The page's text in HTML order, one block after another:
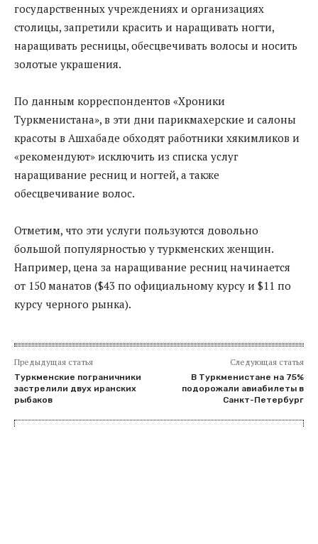
государственных учреждениях и организациях
столицы, запретили красить и наращивать ногти,
наращивать ресницы, обесцвечивать волосы и носить
золотые украшения.
По данным корреспондентов «Хроники
Туркменистана», в эти дни парикмахерские и салоны
красоты в Ашхабаде обходят работники хякимликов и
«рекомендуют» исключить из списка услуг
наращивание ресниц и ногтей, а также
обесцвечивание волос.
Отметим, что эти услуги пользуются довольно
большой популярностью у туркменских женщин.
Например, цена за наращивание ресниц начинается
от 150 манатов ($43 по официальному курсу и $11 по
курсу черного рынка).
Предыдущая статья
Туркменские пограничники
застрелили двух иранских
рыбаков
Следующая статья
В Туркменистане на 75%
подорожали авиабилеты в
Санкт-Петербург